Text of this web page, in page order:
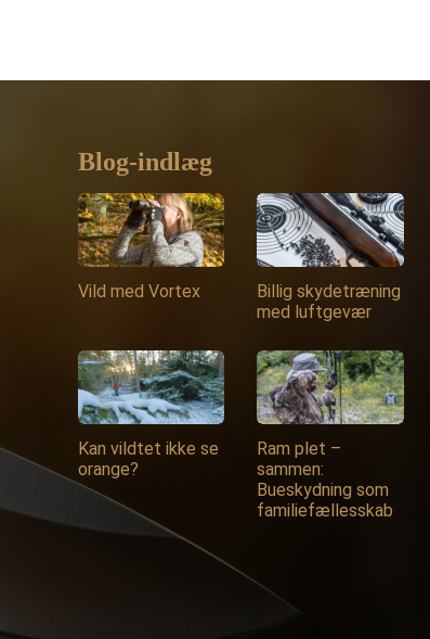
Blog-indlæg
Vild med Vortex
Billig skydetræning
med luftgevær
Kan vildtet ikke se
orange?
Ram plet –
sammen:
Bueskydning som
familiefællesskab